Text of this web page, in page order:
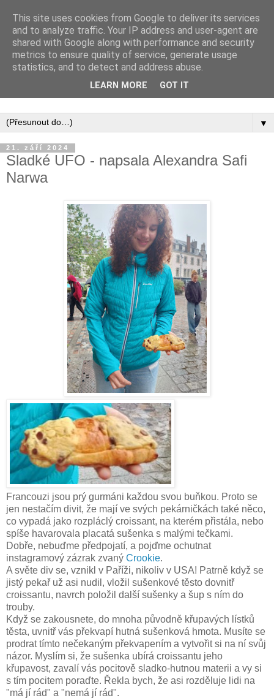
Inspirujte se tím, co píší posluchači kurzů a co se na nich
▼
21. září 2024
Sladké UFO - napsala Alexandra Safi
Narwa
Francouzi jsou prý gurmáni každou svou buňkou. Proto se
jen nestačím divit, že mají ve svých pekárničkách také něco,
co vypadá jako rozpláclý croissant, na kterém přistála, nebo
spíše havarovala placatá sušenka s malými tečkami.
Dobře, nebuďme předpojatí, a pojďme ochutnat
instagramový zázrak zvaný Crookie.
A světe div se, vznikl v Paříži, nikoliv v USA! Patrně když se
jistý pekař už asi nudil, vložil sušenkové těsto dovnitř
croissantu, navrch položil další sušenky a šup s ním do
trouby.
Když se zakousnete, do mnoha původně křupavých lístků
těsta, uvnitř vás překvapí hutná sušenková hmota. Musíte se
prodrat tímto nečekaným překvapením a vytvořit si na ní svůj
názor. Myslím si, že sušenka ubírá croissantu jeho
křupavost, zavalí vás pocitově sladko-hutnou materii a vy si
s tím pocitem poraďte. Řekla bych, že asi rozděluje lidi na
"má jí rád" a "nemá jí rád".
This site uses cookies from Google to deliver its services
and to analyze traffic. Your IP address and user-agent are
shared with Google along with performance and security
metrics to ensure quality of service, generate usage
statistics, and to detect and address abuse.
LEARN MORE GOT IT